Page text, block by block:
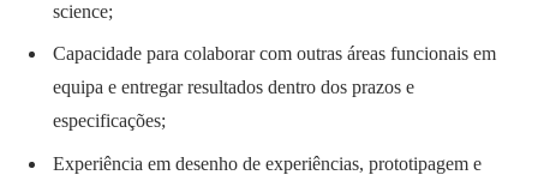
science;
Capacidade para colaborar com outras áreas funcionais em
equipa e entregar resultados dentro dos prazos e
especificações;
Experiência em desenho de experiências, prototipagem e